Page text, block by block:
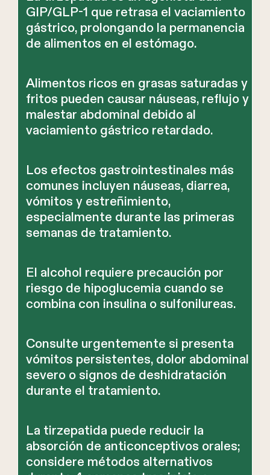
GIP/GLP-1 que retrasa el vaciamiento
gástrico, prolongando la permanencia
de alimentos en el estómago.
Alimentos ricos en grasas saturadas y
fritos pueden causar náuseas, reflujo y
malestar abdominal debido al
vaciamiento gástrico retardado.
Los efectos gastrointestinales más
comunes incluyen náuseas, diarrea,
vómitos y estreñimiento,
especialmente durante las primeras
semanas de tratamiento.
El alcohol requiere precaución por
riesgo de hipoglucemia cuando se
combina con insulina o sulfonilureas.
Consulte urgentemente si presenta
vómitos persistentes, dolor abdominal
severo o signos de deshidratación
durante el tratamiento.
La tirzepatida puede reducir la
absorción de anticonceptivos orales;
considere métodos alternativos